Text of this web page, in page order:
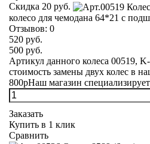
Скидка 20 руб.
колесо для чемодана 64*21 с
Отзывов: 0
520 руб.
500 руб.
Артикул данного колеса 00519,
стоимость замены двух колес в
800рНаш магазин
Заказать
Купить в 1 клик
Сравнить